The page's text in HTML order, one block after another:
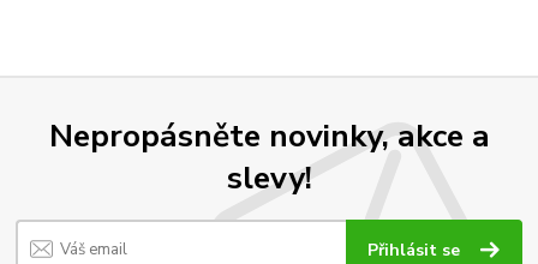
Nepropásněte novinky, akce a
slevy!
Přihlásit se